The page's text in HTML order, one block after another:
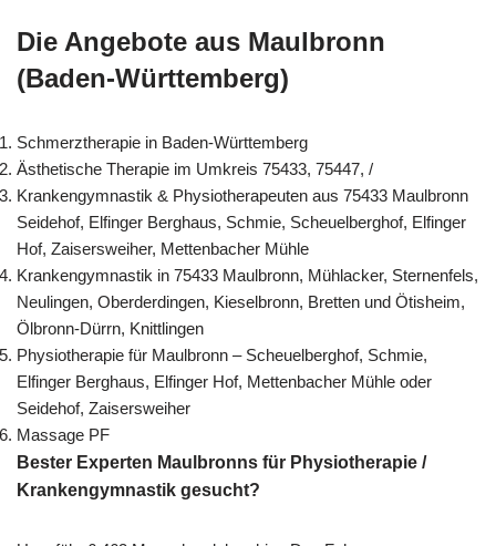
Die Angebote aus Maulbronn
(Baden-Württemberg)
Schmerztherapie in Baden-Württemberg
Ästhetische Therapie im Umkreis 75433, 75447, /
Krankengymnastik & Physiotherapeuten aus 75433 Maulbronn
Seidehof, Elfinger Berghaus, Schmie, Scheuelberghof, Elfinger
Hof, Zaisersweiher, Mettenbacher Mühle
Krankengymnastik in 75433 Maulbronn, Mühlacker, Sternenfels,
Neulingen, Oberderdingen, Kieselbronn, Bretten und Ötisheim,
Ölbronn-Dürrn, Knittlingen
Physiotherapie für Maulbronn – Scheuelberghof, Schmie,
Elfinger Berghaus, Elfinger Hof, Mettenbacher Mühle oder
Seidehof, Zaisersweiher
Massage PF
Bester Experten Maulbronns für Physiotherapie /
Krankengymnastik gesucht?